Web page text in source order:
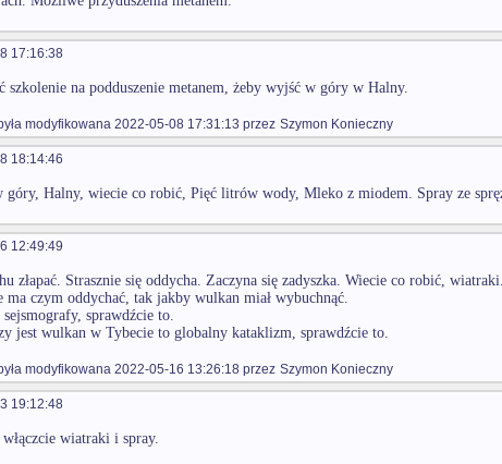
17:16:38
szkolenie na podduszenie metanem, żeby wyjść w góry w Halny.
modyfikowana 2022-05-08 17:31:13 przez Szymon Konieczny
18:14:46
góry, Halny, wiecie co robić, Pięć litrów wody, Mleko z miodem. Spray ze
12:49:49
złapać. Strasznie się oddycha. Zaczyna się zadyszka. Wiecie co robić, wiatraki.
ma czym oddychać, tak jakby wulkan miał wybuchnąć.
sprawdźcie to.
jest wulkan w Tybecie to globalny kataklizm, sprawdźcie to.
modyfikowana 2022-05-16 13:26:18 przez Szymon Konieczny
19:12:48
wiatraki i spray.